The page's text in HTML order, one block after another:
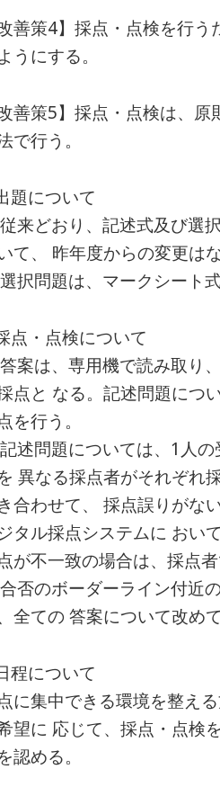
改善策4】採点・点検を行
うにする。
改善策5】採点・点検は、
で行う。
題について
来どおり、記述式及び選
て、 昨年度からの変更はな
択問題は、マークシート
点・点検について
案は、専用機で読み取り
点と なる。記述問題につ
を行う。
述問題については、1人
異なる採点者がそれぞれ
合わせて、 採点誤りがな
タル採点システムに おい
が不一致の場合は、採点
否のボーダーライン付近
全ての 答案について改め
程について
に集中できる環境を整え
望に 応じて、採点・点検
認める。